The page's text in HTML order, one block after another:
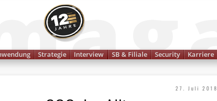
Strategie Interview SB & Filiale Security Karriere
27. Juli 2018